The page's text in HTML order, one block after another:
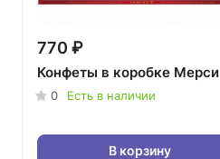
770 ₽
Конфеты в коробке Мерси
0 Есть в наличии
В корзину